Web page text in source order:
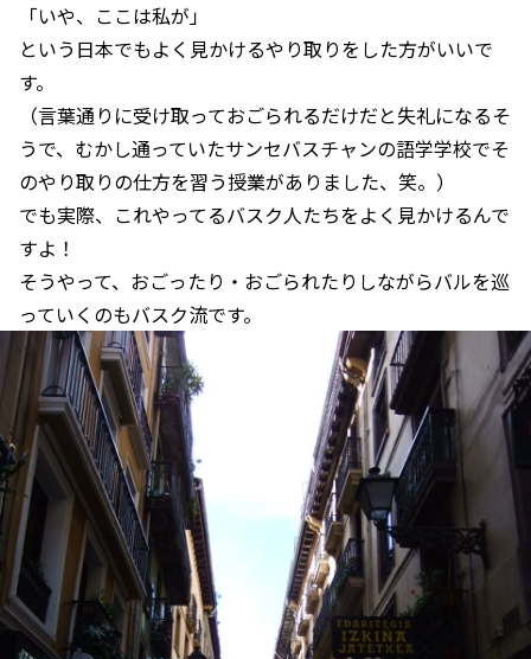
「いや、ここは私が」
という日本でもよく見かけるやり取りをした方がいいで
す。
（言葉通りに受け取っておごられるだけだと失礼になるそ
うで、むかし通っていたサンセバスチャンの語学学校でそ
のやり取りの仕方を習う授業がありました、笑。）
でも実際、これやってるバスク人たちをよく見かけるんで
すよ！
そうやって、おごったり・おごられたりしながらバルを巡
っていくのもバスク流です。